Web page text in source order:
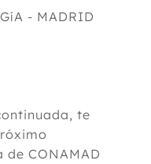
- MADRID
te
CONAMAD